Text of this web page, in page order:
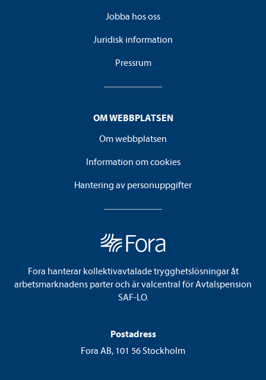
Jobba hos oss
Juridisk information
Pressrum
OM WEBBPLATSEN
Om webbplatsen
Information om cookies
Hantering av personuppgifter
Fora hanterar kollektivavtalade trygghetslösningar åt
arbetsmarknadens parter och är valcentral för Avtalspension
SAF-LO.
Postadress
Fora AB, 101 56 Stockholm